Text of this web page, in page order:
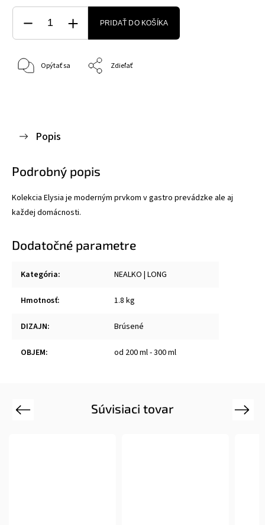
PRIDAŤ DO KOŠÍKA
Opýtať sa Zdieľať
Popis
Podrobný popis
Kolekcia Elysia je moderným prvkom v gastro prevádzke ale aj
každej domácnosti.
Dodatočné parametre
Kategória: NEALKO | LONG
Hmotnosť: 1.8 kg
DIZAJN: Brúsené
OBJEM: od 200 ml - 300 ml
Súvisiaci tovar
Previous Next